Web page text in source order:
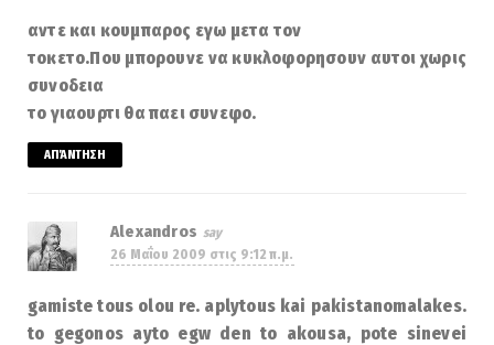
αντε και κουμπαρος εγω μετα τον
τοκετο.Που μπορουνε να κυκλοφορησουν αυτοι χωρις
συνοδεια
το γιαουρτι θα παει συνεφο.
ΑΠΆΝΤΗΣΗ
Alexandros
26 Μαΐου 2009 στις 9:12 π.μ.
gamiste tous olou re. aplytous kai pakistanomalakes.
to gegonos ayto egw den to akousa, pote sinevei